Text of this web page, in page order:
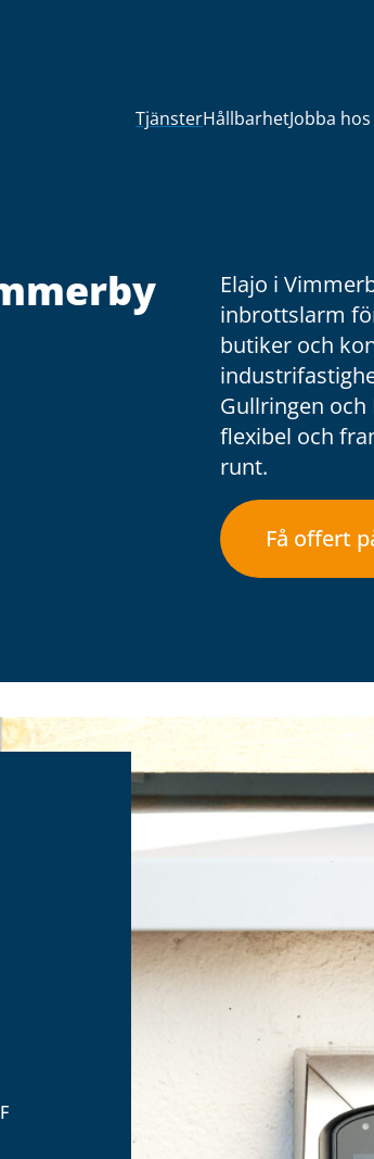
TjänsterHållbarhetJobba
Elajo i
inbrottslarm
butiker och
Gullringen och
flexibel och
runt.
Få offert